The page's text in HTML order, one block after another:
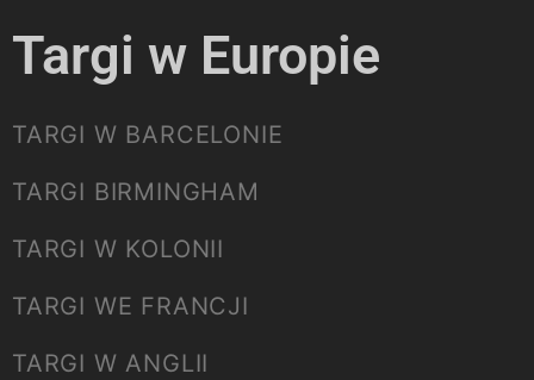
Targi w Europie
TARGI W BARCELONIE
TARGI BIRMINGHAM
TARGI W KOLONII
TARGI WE FRANCJI
TARGI W ANGLII